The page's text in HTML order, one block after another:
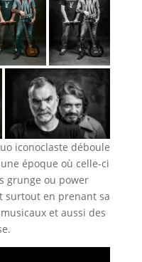
iconoclaste déboule
époque où celle-ci
grunge ou power
surtout en prenant sa
et aussi des